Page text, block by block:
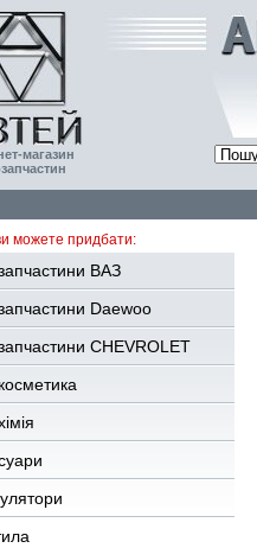
магазин
можете придбати:
ВАЗ
Daewoo
CHEVROLET